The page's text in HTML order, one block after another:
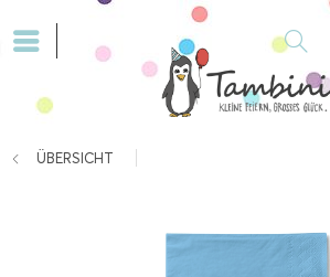
ÜBERSICHT